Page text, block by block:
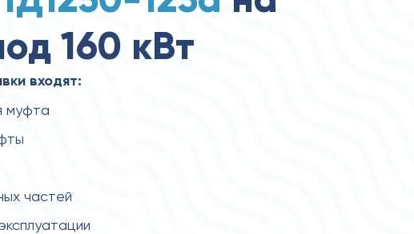
160 кВт
входят:
муфта
частей